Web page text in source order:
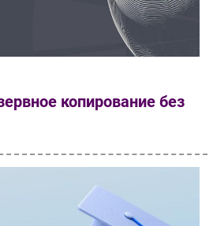
копирование без